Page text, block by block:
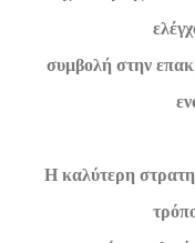
συμβολή στην
Η καλύτερη